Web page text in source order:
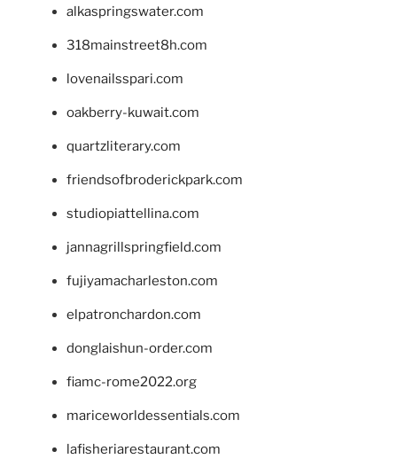
alkaspringswater.com
318mainstreet8h.com
lovenailsspari.com
oakberry-kuwait.com
quartzliterary.com
friendsofbroderickpark.com
studiopiattellina.com
jannagrillspringfield.com
fujiyamacharleston.com
elpatronchardon.com
donglaishun-order.com
fiamc-rome2022.org
mariceworldessentials.com
lafisheriarestaurant.com